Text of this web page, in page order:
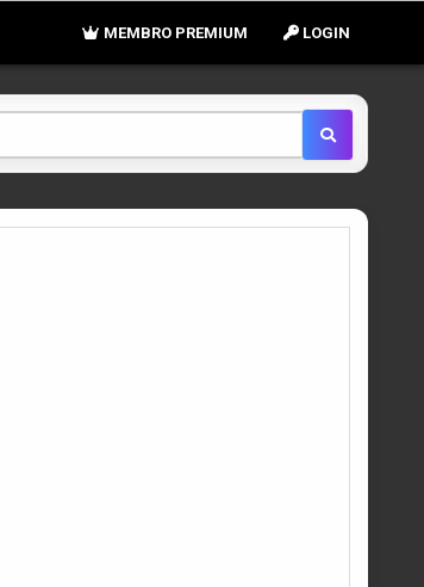
LOGIN
MEMBRO PREMIUM